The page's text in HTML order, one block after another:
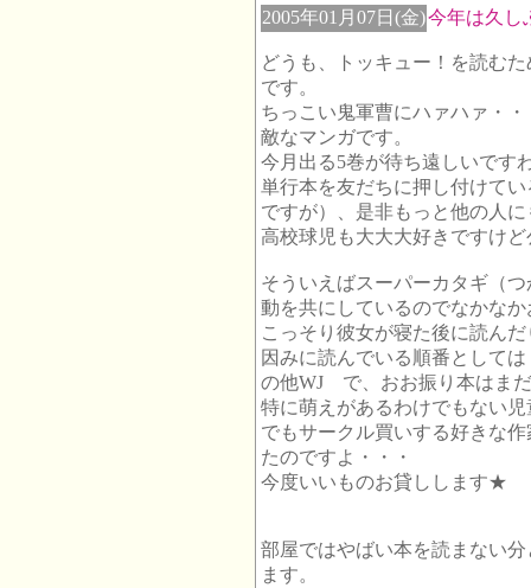
2005年01月07日(金)今年は久し
どうも、トッキュー！を読む
です。
ちっこい鬼軍曹にハァハァ・
敵なマンガです。
今月出る5巻が待ち遠しいです
単行本を友だちに押し付けて
ですが）、是非もっと他の人
高校球児も大大大好きですけ
そういえばスーパーカタギ（
動を共にしているのでなかな
こっそり彼女が寝た後に読ん
因みに読んでいる順番とし
の他WJ で、おお振り本はま
特に萌えがあるわけでもない
でもサークル買いする好きな
たのですよ・・・
今度いいものお貸しします★
部屋ではやばい本を読まない
ます。